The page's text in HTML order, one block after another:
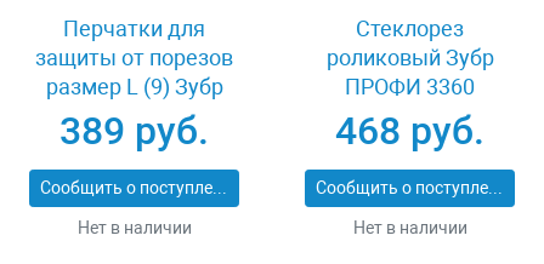
Перчатки для
защиты от порезов
размер L (9) Зубр
11277-L
389 руб.
Сообщить о поступлении
Нет в наличии
Стеклорез
роликовый Зубр
ПРОФИ 3360
468 руб.
Сообщить о поступлении
Нет в наличии